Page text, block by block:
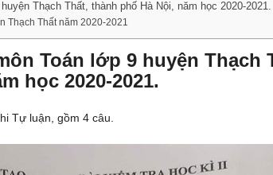
Thạch Thất, thành phố Hà Nội, năm học 2020-2021.
Thạch Thất năm 2020-2021
Toán lớp 9 huyện Thạch
học 2020-2021.
Tự luận, gồm 4 câu.